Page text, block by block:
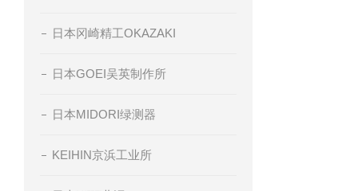
日本冈崎精工OKAZAKI
日本GOEI吴英制作所
日本MIDORI绿测器
KEIHIN京浜工业所